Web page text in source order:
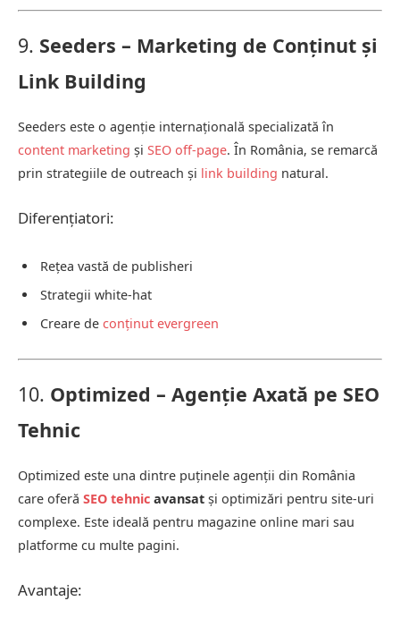
9. Seeders – Marketing de Conținut și
Link Building
Seeders este o agenție internațională specializată în
content marketing și SEO off-page. În România, se remarcă
prin strategiile de outreach și link building natural.
Diferențiatori:
Rețea vastă de publisheri
Strategii white-hat
Creare de conținut evergreen
10. Optimized – Agenție Axată pe SEO
Tehnic
Optimized este una dintre puținele agenții din România
care oferă SEO tehnic avansat și optimizări pentru site-uri
complexe. Este ideală pentru magazine online mari sau
platforme cu multe pagini.
Avantaje: